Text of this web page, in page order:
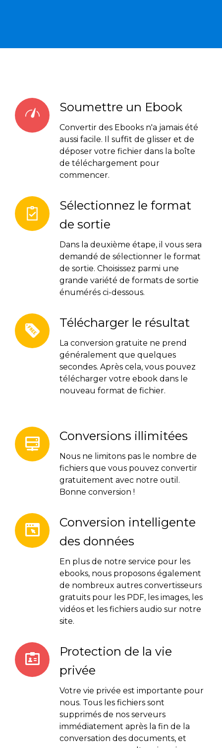
Soumettre un Ebook
Convertir des Ebooks n'a jamais été
aussi facile. Il suffit de glisser et de
déposer votre fichier dans la boîte
de téléchargement pour
commencer.
Sélectionnez le format
de sortie
Dans la deuxième étape, il vous sera
demandé de sélectionner le format
de sortie. Choisissez parmi une
grande variété de formats de sortie
énumérés ci-dessous.
Télécharger le résultat
La conversion gratuite ne prend
généralement que quelques
secondes. Après cela, vous pouvez
télécharger votre ebook dans le
nouveau format de fichier.
Conversions illimitées
Nous ne limitons pas le nombre de
fichiers que vous pouvez convertir
gratuitement avec notre outil.
Bonne conversion !
Conversion intelligente
des données
En plus de notre service pour les
ebooks, nous proposons également
de nombreux autres convertisseurs
gratuits pour les PDF, les images, les
vidéos et les fichiers audio sur notre
site.
Protection de la vie
privée
Votre vie privée est importante pour
nous. Tous les fichiers sont
supprimés de nos serveurs
immédiatement après la fin de la
conversation des documents, et